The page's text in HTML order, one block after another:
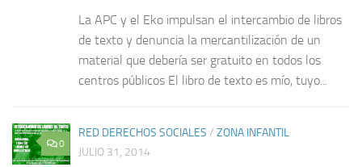
La APC y el Eko impulsan el intercambio de libros
de texto y denuncia la mercantilización de un
material que debería ser gratuito en todos los
centros públicos El libro de texto es mío, tuyo...
0
RED DERECHOS SOCIALES / ZONA INFANTIL
JULIO 31, 2014